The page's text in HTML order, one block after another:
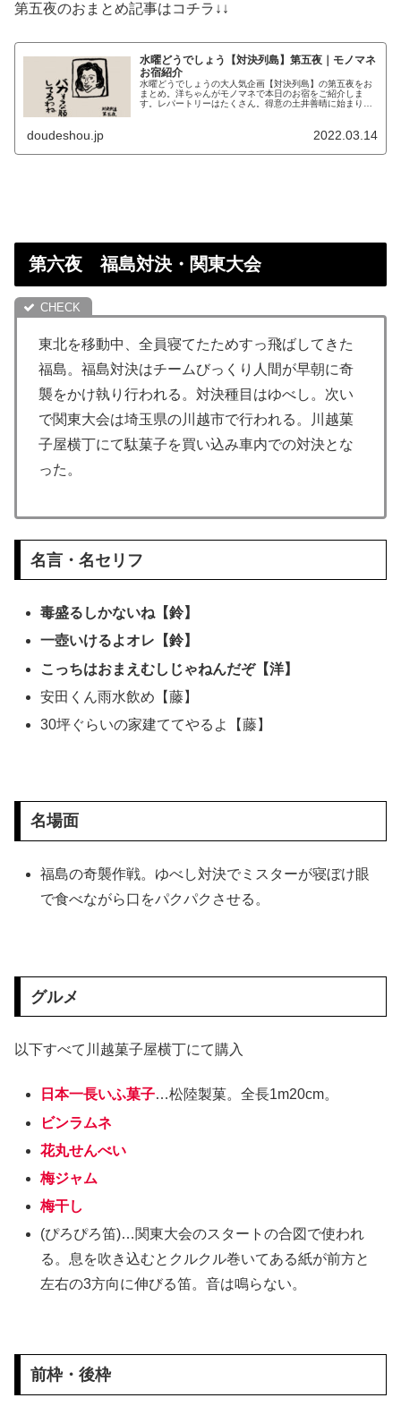
第五夜のおまとめ記事はコチラ↓↓
水曜どうでしょう【対決列島】第五夜｜モノマネ
お宿紹介
水曜どうでしょうの大人気企画【対決列島】の第五夜をお
まとめ。洋ちゃんがモノマネで本日のお宿をご紹介しま
す。レパートリーはたくさん。得意の土井善晴に始まり、
doudeshou.jp 2022.03.14
第六夜 福島対決・関東大会
東北を移動中、全員寝てたためすっ飛ばしてきた
福島。福島対決はチームびっくり人間が早朝に奇
襲をかけ執り行われる。対決種目はゆべし。次い
で関東大会は埼玉県の川越市で行われる。川越菓
子屋横丁にて駄菓子を買い込み車内での対決とな
った。
名言・名セリフ
毒盛るしかないね【鈴】
一壺いけるよオレ【鈴】
こっちはおまえむしじゃねんだぞ【洋】
安田くん雨水飲め【藤】
30坪ぐらいの家建ててやるよ【藤】
名場面
福島の奇襲作戦。ゆべし対決でミスターが寝ぼけ眼
で食べながら口をパクパクさせる。
グルメ
以下すべて川越菓子屋横丁にて購入
日本一長いふ菓子…松陸製菓。全長1m20cm。
ビンラムネ
花丸せんべい
梅ジャム
梅干し
(ぴろぴろ笛)…関東大会のスタートの合図で使われ
る。息を吹き込むとクルクル巻いてある紙が前方と
左右の3方向に伸びる笛。音は鳴らない。
前枠・後枠